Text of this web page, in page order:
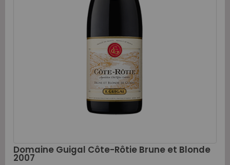
Domaine Guigal Côte-Rôtie Brune et Blonde
2007